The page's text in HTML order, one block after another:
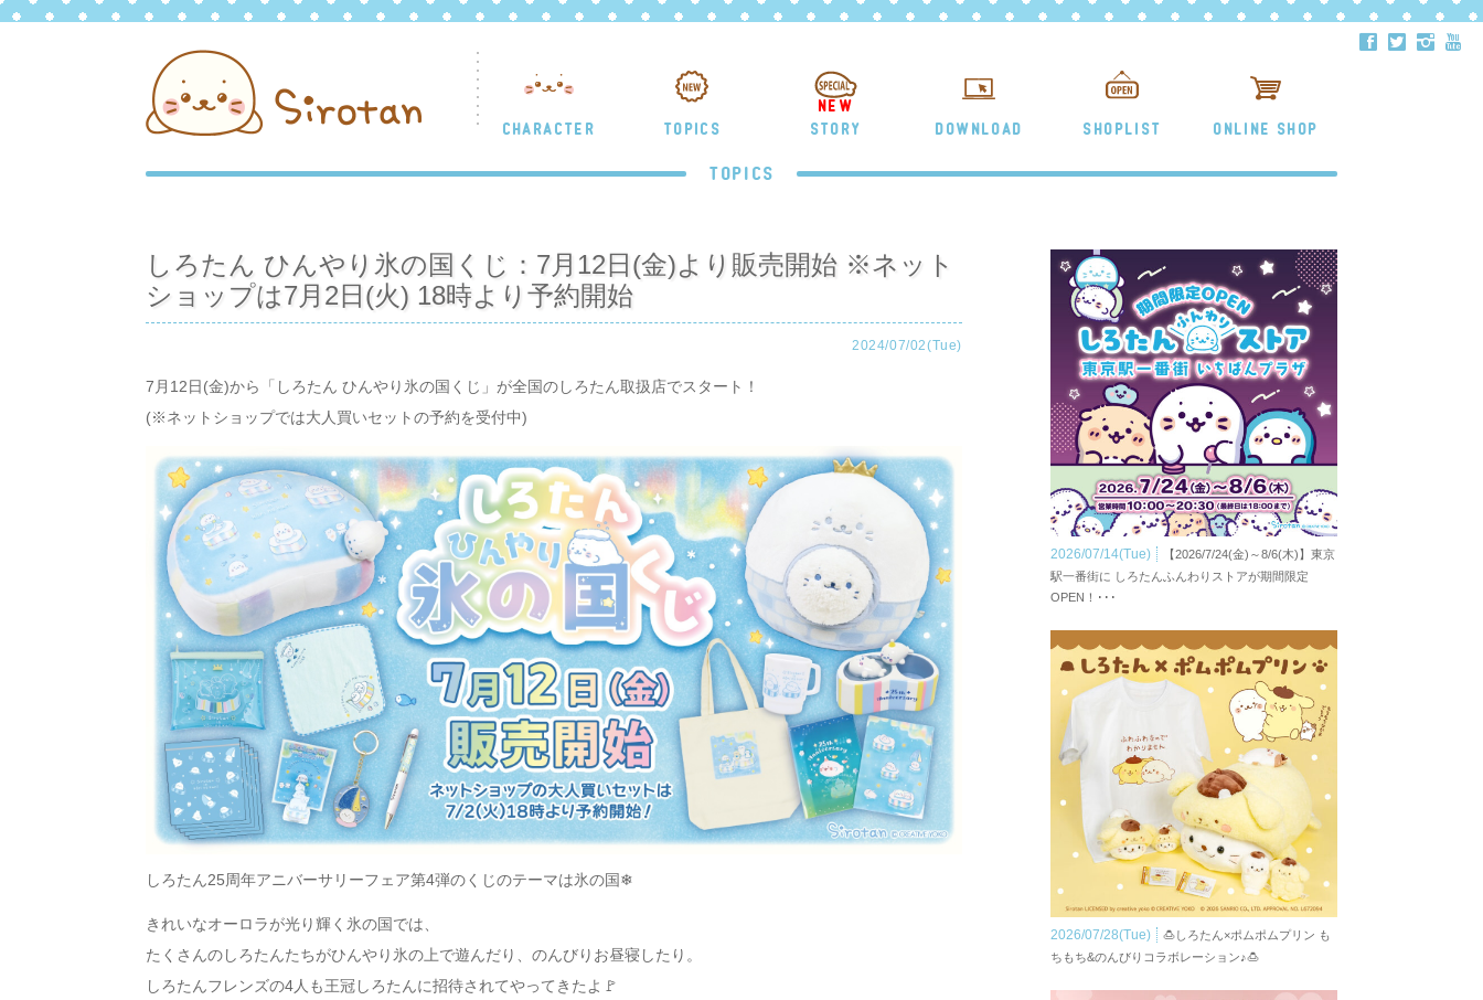
CHARACTER TOPICS
NEW
STORY
DOWNLOAD SHOPLIST ONLINE SHOP
ä å ë ð
TOPICS
しろたん ひんやり氷の国くじ：7月12日(金)より販売開始 ※ネット
ショップは7月2日(火) 18時より予約開始
2024/07/02(Tue)
7月12日(金)から「しろたん ひんやり氷の国くじ」が全国のしろたん取扱店でスタート！
(※ネットショップでは大人買いセットの予約を受付中)
しろたん25周年アニバーサリーフェア第4弾のくじのテーマは氷の国❄
きれいなオーロラが光り輝く氷の国では、
たくさんのしろたんたちがひんやり氷の上で遊んだり、 のんびりお昼寝したり。
しろたんフレンズの4人も王冠しろたんに招待されてやってきたよ🚩
2026/07/14(Tue)
【2026/7/24(金)～8/6(木)】東京
駅一番街に しろたんふんわりストアが期間限定
OPEN！･･･
2026/07/28(Tue)
🍮しろたん×ポムポムプリン も
ちもち&のんびりコラボレーション♪🍮